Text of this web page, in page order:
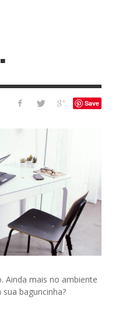
Save
Ainda mais no ambiente
baguncinha?